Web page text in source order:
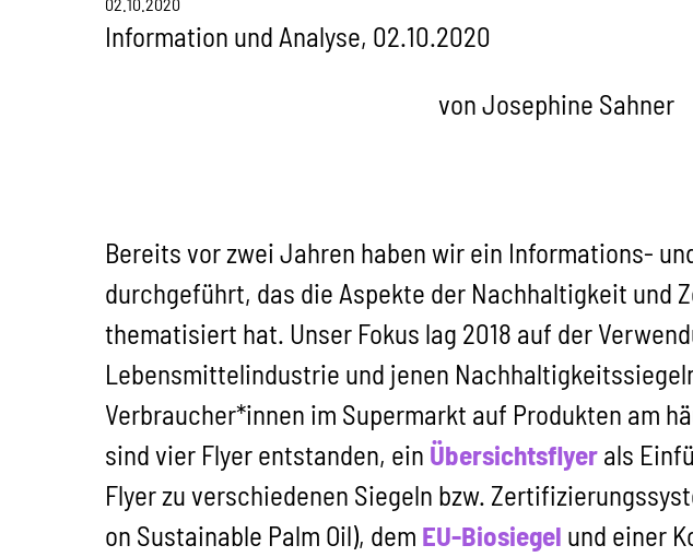
Information und Analyse, 02.10.2020
von Josephine Sahner
Bereits vor zwei Jahren haben wir ein Informations-
durchgeführt, das die Aspekte der Nachhaltigkeit und
thematisiert hat. Unser Fokus lag 2018 auf der
Lebensmittelindustrie und jenen
Verbraucher*innen im Supermarkt auf Produkten am
sind vier Flyer entstanden, ein Übersichtsflyer als
Flyer zu verschiedenen Siegeln bzw.
on Sustainable Palm Oil), dem EU-Biosiegel und einer